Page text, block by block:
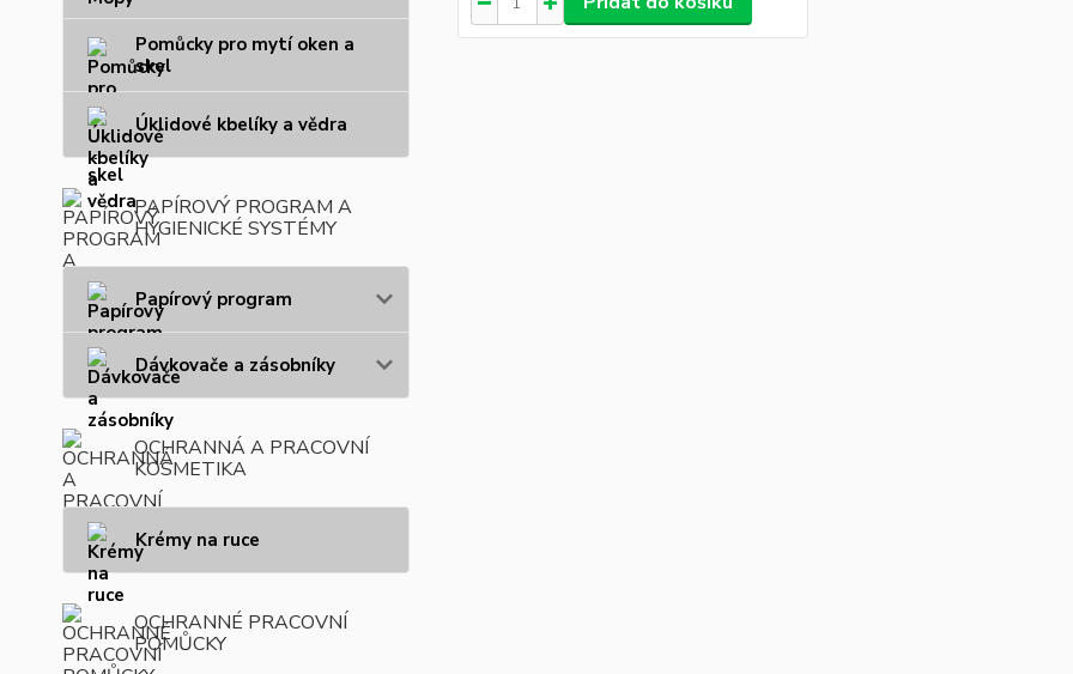
Pomůcky pro mytí oken a
skel
Úklidové kbelíky a vědra
PAPÍROVÝ PROGRAM A
HYGIENICKÉ SYSTÉMY
Papírový program
Dávkovače a zásobníky
OCHRANNÁ A PRACOVNÍ
KOSMETIKA
Krémy na ruce
OCHRANNÉ PRACOVNÍ
POMŮCKY